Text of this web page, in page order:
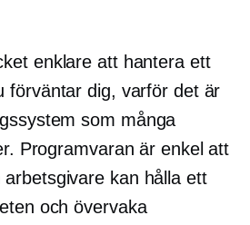
enklare att hantera ett
förväntar dig, varför det är
som många
Programvaran är enkel att
kan hålla ett
och övervaka